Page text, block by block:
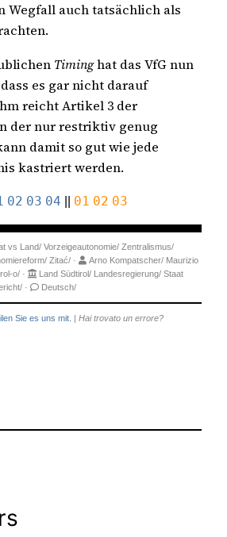
Wegfall auch tatsächlich als
Timinghat das VfG nun
es gar nicht darauf
reicht Artikel 3 der
der nur restriktiv genug
damit so gut wie jede
kastriert werden.
02 03 04 || 01 02 03
vs Land/ Vorzeigeautonomie/ Zentralismus/
Zitać/ · Arno Kompatscher/ Maurizio
o/ · Land Südtirol/ Landesregierung/ Staat
· Deutsch/
Sie es uns mit.
Hai trovato un errore?